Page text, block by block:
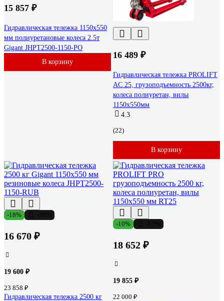
15 857 ₽
Гидравлическая тележка 1150x550
мм полиуретановые колеса 2.5т
Gigant JHPT2500-1150-PO
В корзину
16 489 ₽
Гидравлическая тележка PROLIFT
AC 25, грузоподъемность 2500кг,
колеса полиуретан, вилы
1150x550мм
4.3
(22)
В корзину
-18%
16 670 ₽
19 600 ₽
23 858 ₽
Гидравлическая тележка 2500 кг
-10%
18 652 ₽
19 855 ₽
22 000 ₽